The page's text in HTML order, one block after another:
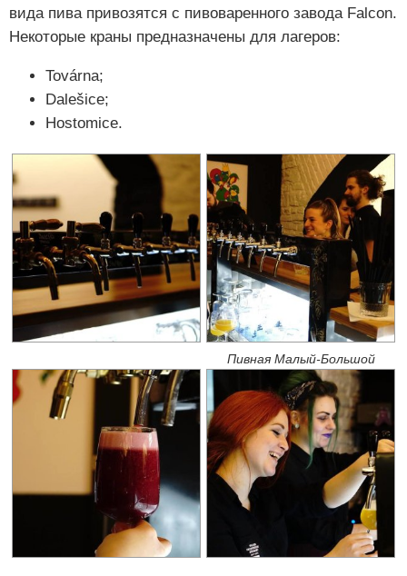
вида пива привозятся с пивоваренного завода Falcon.
Некоторые краны предназначены для лагеров:
Továrna;
Dalešice;
Hostomice.
Пивная Малый-Большой